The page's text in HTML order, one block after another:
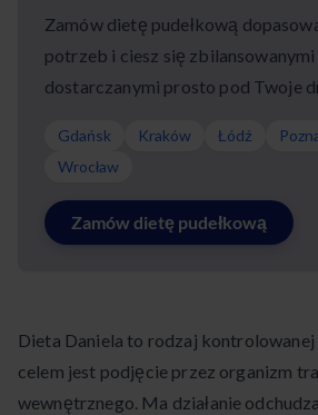
Zamów dietę pudełkową
potrzeb i ciesz się zbilansowanymi
dostarczanymi prosto pod Twoje
Gdańsk Kraków Łódź
Wrocław
Zamów dietę pudełkową
Dieta Daniela to rodzaj kontrolowanej
celem jest podjęcie przez organizm
wewnętrznego. Ma działanie